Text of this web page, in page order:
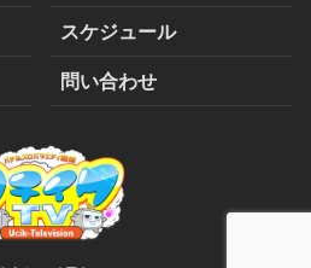
スケジュール
問い合わせ